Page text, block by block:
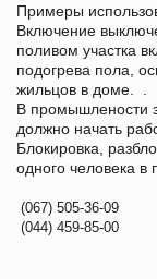
Примеры
Включение
поливом участка
подогрева пола,
жильцов в доме. .
В промышлености
должно начать
Блокировка,
одного человека
(067) 505-36-09
(044) 459-85-00